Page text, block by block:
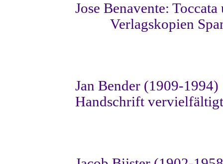
Jose Benavente: Toccata
Verlagskopien
Jan Bender (1909-1994)
Handschrift vervielfältigt